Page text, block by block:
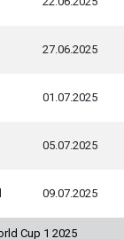
27.06.2025
01.07.2025
05.07.2025
09.07.2025
Cup 1 2025